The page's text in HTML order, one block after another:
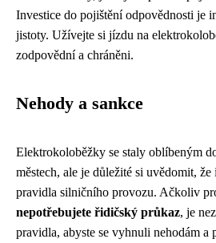
Investice do pojištění odpovědnosti je
jistoty. Užívejte si jízdu na
zodpovědní a chráněni.
Nehody a sankce
Elektrokoloběžky se staly oblíbeným
městech, ale je důležité si uvědomit, že
pravidla silničního provozu. Ačkoliv
nepotřebujete řidičský průkaz, je
pravidla, abyste se vyhnuli nehodám a